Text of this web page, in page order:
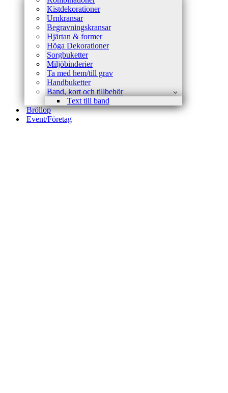
Kistdekorationer
Urnkransar
Begravningskransar
Hjärtan & former
Höga Dekorationer
Sorgbuketter
Miljöbinderier
Ta med hem/till grav
Handbuketter
Band, kort och tillbehör
Text till band
Bröllop
Event/Företag